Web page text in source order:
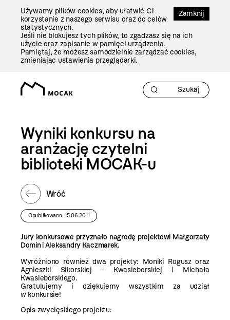
Zamknij
Używamy plików cookies, aby ułatwić Ci
korzystanie z naszego serwisu oraz do celów
statystycznych.
Jeśli nie blokujesz tych plików, to zgadzasz się na ich
użycie oraz zapisanie w pamięci urządzenia.
Pamiętaj, że możesz samodzielnie zarządzać cookies,
zmieniając ustawienia przeglądarki.
Wyniki konkursu na
aranżację czytelni
biblioteki MOCAK-u
Wróć
Opublikowano: 15.06.2011
Jury konkursowe przyznało nagrodę projektowi Małgorzaty
Domin i Aleksandry Kaczmarek.
Wyróżniono również dwa projekty: Moniki Rogusz oraz
Agnieszki Sikorskiej - Kwasieborskiej i Michała
Kwasieborskiego.
Gratulujemy i dziękujemy wszystkim za udział
w konkursie!
Opis zwycięskiego projektu: